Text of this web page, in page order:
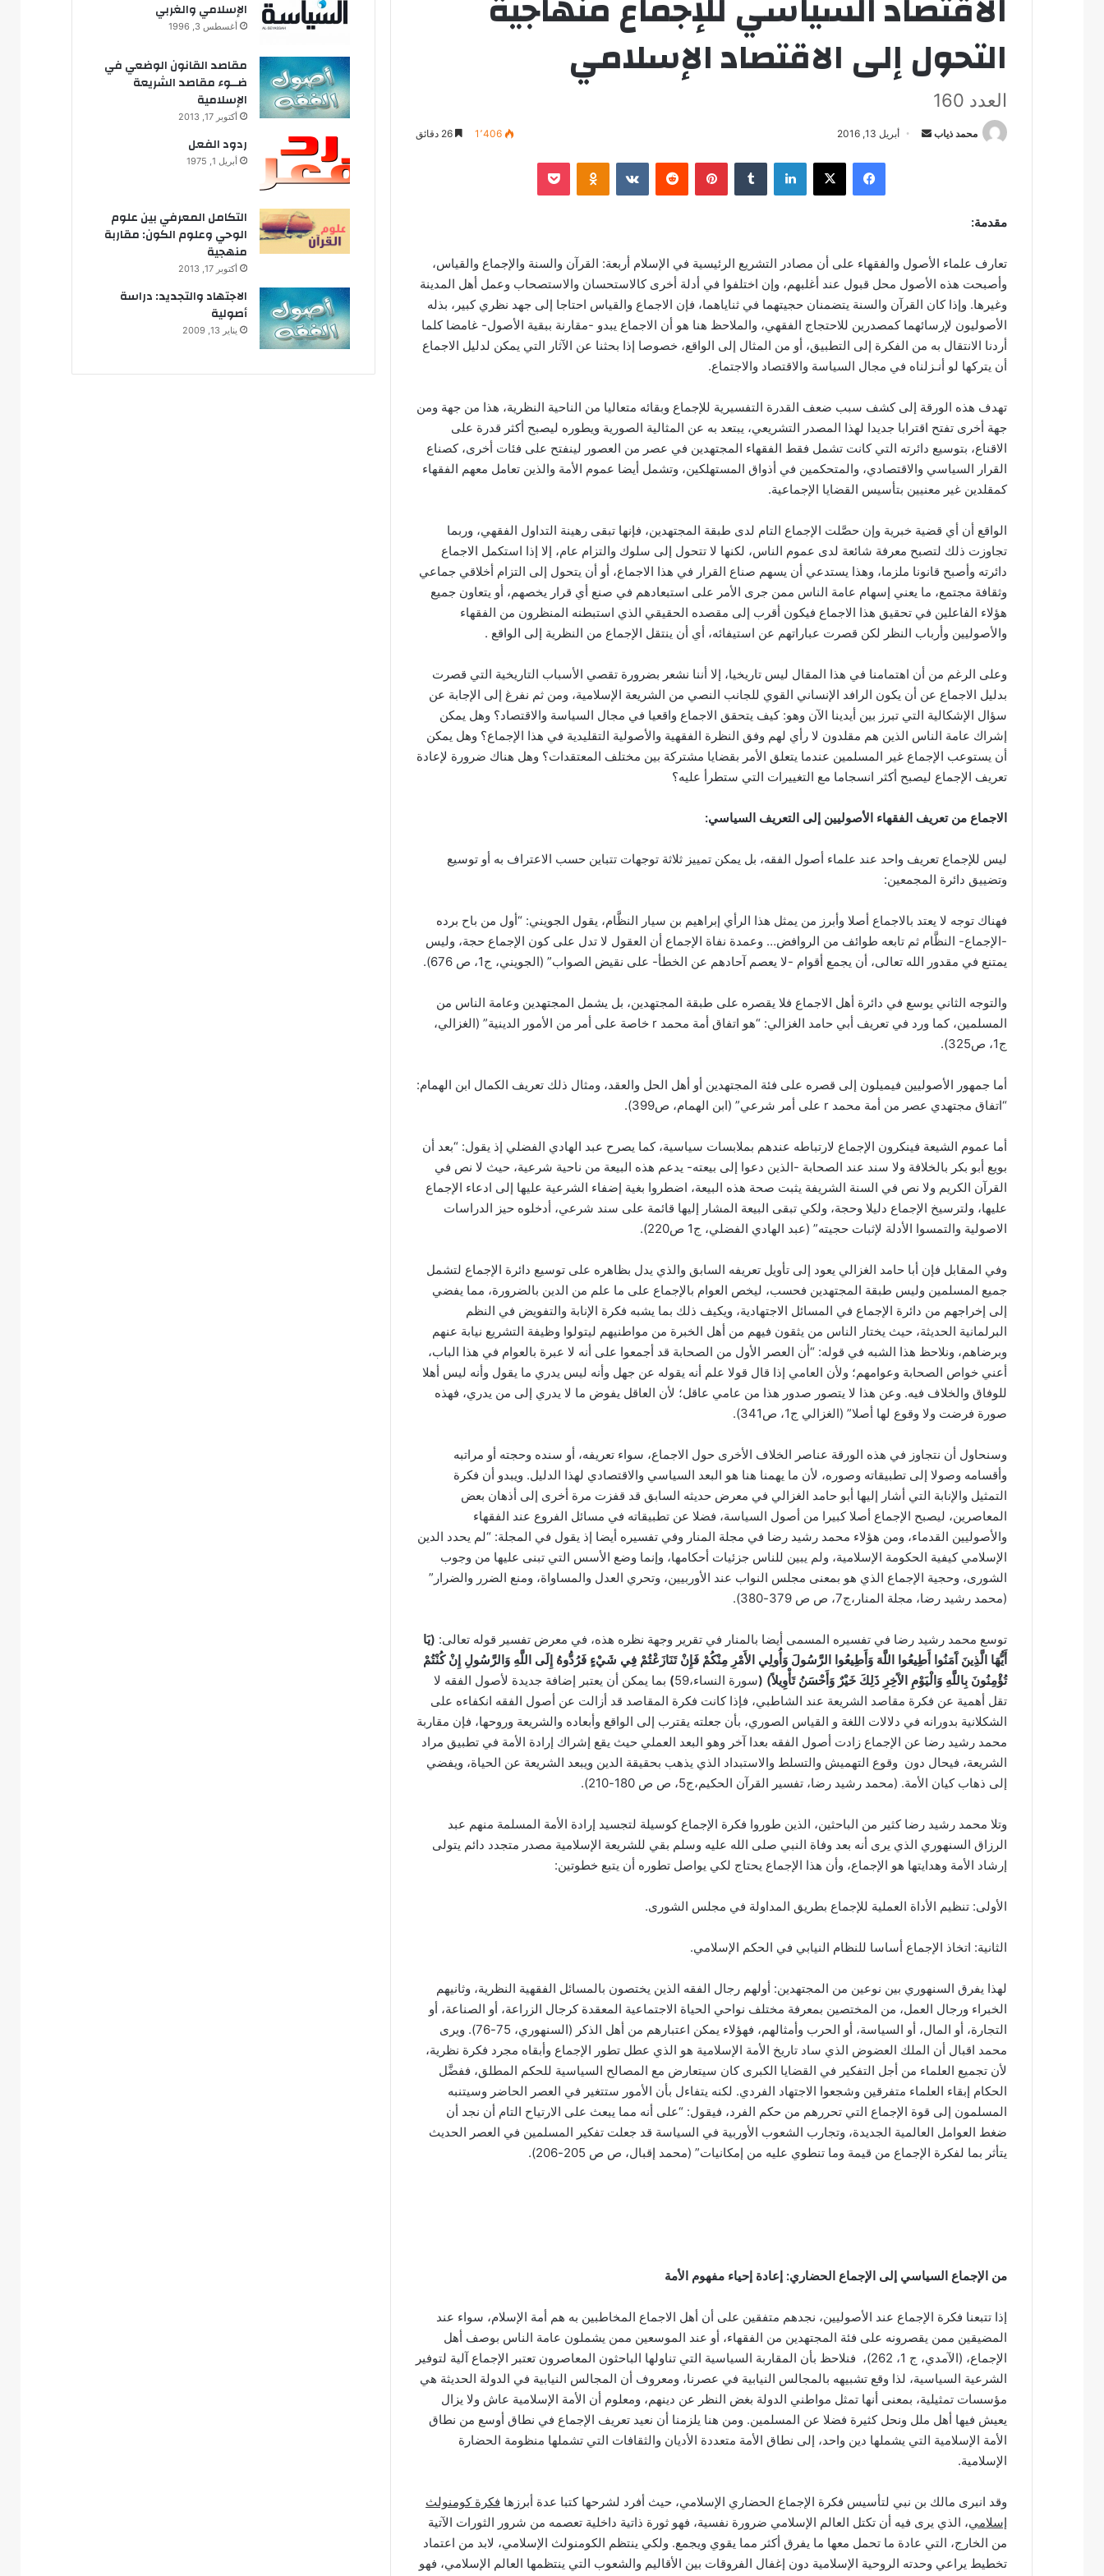
التحول إلى الاقتصاد الإسلامي
العدد 160
محمد ذياب
د
ا
إ
ل
ك
ت
و
ن
ي
ا
أبريل 13, 2016 1٬406
فيسبوك لينكدإن بينتيريست
مقدمة:
تعارف علماء الأصول والفقهاء على أن مصادر التشريع الرئيسية في الإسلام أربعة: القرآن والسنة والإجماع والقياس،
وأصبحت هذه الأصول محل قبول عند أغلبهم، وإن اختلفوا في أدلة أخرى كالاستحسان والاستصحاب وعمل أهل المدينة
وغيرها. وإذا كان القرآن والسنة يتضمنان حجيتهما في ثناياهما، فإن الاجماع والقياس احتاجا إلى جهد نظري كبير، بذله
الأصوليون لإرسائهما كمصدرين للاحتجاج الفقهي، والملاحظ هنا هو أن الاجماع يبدو -مقارنة ببقية الأصول- غامضا كلما
أردنا الانتقال به من الفكرة إلى التطبيق، أو من المثال إلى الواقع، خصوصا إذا بحثنا عن الآثار التي يمكن لدليل الاجماع
أن يتركها لو أنـزلناه في مجال السياسة والاقتصاد والاجتماع.
تهدف هذه الورقة إلى كشف سبب ضعف القدرة التفسيرية للإجماع وبقائه متعاليا من الناحية النظرية، هذا من جهة ومن
جهة أخرى تفتح اقترابا جديدا لهذا المصدر التشريعي، يبتعد به عن المثالية الصورية ويطوره ليصبح أكثر قدرة على
الاقناع، بتوسيع دائرته التي كانت تشمل فقط الفقهاء المجتهدين في عصر من العصور لينفتح على فئات أخرى، كصناع
القرار السياسي والاقتصادي، والمتحكمين في أذواق المستهلكين، وتشمل أيضا عموم الأمة والذين تعامل معهم الفقهاء
كمقلدين غير معنيين بتأسيس القضايا الإجماعية.
الواقع أن أي قضية خبرية وإن حصَّلت الإجماع التام لدى طبقة المجتهدين، فإنها تبقى رهينة التداول الفقهي، وربما
تجاوزت ذلك لتصبح معرفة شائعة لدى عموم الناس، لكنها لا تتحول إلى سلوك والتزام عام، إلا إذا استكمل الاجماع
دائرته وأصبح قانونا ملزما، وهذا يستدعي أن يسهم صناع القرار في هذا الاجماع، أو أن يتحول إلى التزام أخلاقي جماعي
وثقافة مجتمع، ما يعني إسهام عامة الناس ممن جرى الأمر على استبعادهم في صنع أي قرار يخصهم، أو يتعاون جميع
هؤلاء الفاعلين في تحقيق هذا الاجماع فيكون أقرب إلى مقصده الحقيقي الذي استبطنه المنظرون من الفقهاء
والأصوليين وأرباب النظر لكن قصرت عباراتهم عن استيفائه، أي أن ينتقل الإجماع من النظرية إلى الواقع .
وعلى الرغم من أن اهتمامنا في هذا المقال ليس تاريخيا، إلا أننا نشعر بضرورة تقصي الأسباب التاريخية التي قصرت
بدليل الاجماع عن أن يكون الرافد الإنساني القوي للجانب النصي من الشريعة الإسلامية، ومن ثم نفرغ إلى الإجابة عن
سؤال الإشكالية التي تبرز بين أيدينا الآن وهو: كيف يتحقق الاجماع واقعيا في مجال السياسة والاقتصاد؟ وهل يمكن
إشراك عامة الناس الذين هم مقلدون لا رأي لهم وفق النظرة الفقهية والأصولية التقليدية في هذا الإجماع؟ وهل يمكن
أن يستوعب الإجماع غير المسلمين عندما يتعلق الأمر بقضايا مشتركة بين مختلف المعتقدات؟ وهل هناك ضرورة لإعادة
تعريف الإجماع ليصبح أكثر انسجاما مع التغييرات التي ستطرأ عليه؟
الاجماع من تعريف الفقهاء الأصوليين إلى التعريف السياسي:
ليس للإجماع تعريف واحد عند علماء أصول الفقه، بل يمكن تمييز ثلاثة توجهات تتباين حسب الاعتراف به أو توسيع
وتضييق دائرة المجمعين:
فهناك توجه لا يعتد بالاجماع أصلا وأبرز من يمثل هذا الرأي إبراهيم بن سيار النظَّام، يقول الجويني: “أول من باح برده
-الإجماع- النظَّام ثم تابعه طوائف من الروافض… وعمدة نفاة الإجماع أن العقول لا تدل على كون الإجماع حجة، وليس
يمتنع في مقدور الله تعالى، أن يجمع أقوام -لا يعصم آحادهم عن الخطأ- على نقيض الصواب” (الجويني، ج1، ص 676).
والتوجه الثاني يوسع في دائرة أهل الاجماع فلا يقصره على طبقة المجتهدين، بل يشمل المجتهدين وعامة الناس من
المسلمين، كما ورد في تعريف أبي حامد الغزالي: “هو اتفاق أمة محمد r خاصة على أمر من الأمور الدينية” (الغزالي،
ج1، ص325).
أما جمهور الأصوليين فيميلون إلى قصره على فئة المجتهدين أو أهل الحل والعقد، ومثال ذلك تعريف الكمال ابن الهمام:
“اتفاق مجتهدي عصر من أمة محمد r على أمر شرعي” (ابن الهمام، ص399).
أما عموم الشيعة فينكرون الإجماع لارتباطه عندهم بملابسات سياسية، كما يصرح عبد الهادي الفضلي إذ يقول: “بعد أن
بويع أبو بكر بالخلافة ولا سند عند الصحابة -الذين دعوا إلى بيعته- يدعم هذه البيعة من ناحية شرعية، حيث لا نص في
القرآن الكريم ولا نص في السنة الشريفة يثبت صحة هذه البيعة، اضطروا بغية إضفاء الشرعية عليها إلى ادعاء الإجماع
عليها، ولترسيخ الإجماع دليلا وحجة، ولكي تبقى البيعة المشار إليها قائمة على سند شرعي، أدخلوه حيز الدراسات
الاصولية والتمسوا الأدلة لإثبات حجيته” (عبد الهادي الفضلي، ج1 ص220).
وفي المقابل فإن أبا حامد الغزالي يعود إلى تأويل تعريفه السابق والذي يدل بظاهره على توسيع دائرة الإجماع لتشمل
جميع المسلمين وليس طبقة المجتهدين فحسب، ليخص العوام بالإجماع على ما علم من الدين بالضرورة، مما يفضي
إلى إخراجهم من دائرة الإجماع في المسائل الاجتهادية، ويكيف ذلك بما يشبه فكرة الإنابة والتفويض في النظم
البرلمانية الحديثة، حيث يختار الناس من يثقون فيهم من أهل الخبرة من مواطنيهم ليتولوا وظيفة التشريع نيابة عنهم
وبرضاهم، ونلاحظ هذا الشبه في قوله: “أن العصر الأول من الصحابة قد أجمعوا على أنه لا عبرة بالعوام في هذا الباب،
أعني خواص الصحابة وعوامهم؛ ولأن العامي إذا قال قولا علم أنه يقوله عن جهل وأنه ليس يدري ما يقول وأنه ليس أهلا
للوفاق والخلاف فيه. وعن هذا لا يتصور صدور هذا من عامي عاقل؛ لأن العاقل يفوض ما لا يدري إلى من يدري، فهذه
صورة فرضت ولا وقوع لها أصلا” (الغزالي ج1، ص341).
وسنحاول أن نتجاوز في هذه الورقة عناصر الخلاف الأخرى حول الاجماع، سواء تعريفه، أو سنده وحجته أو مراتبه
وأقسامه وصولا إلى تطبيقاته وصوره، لأن ما يهمنا هنا هو البعد السياسي والاقتصادي لهذا الدليل. ويبدو أن فكرة
التمثيل والإنابة التي أشار إليها أبو حامد الغزالي في معرض حديثه السابق قد قفزت مرة أخرى إلى أذهان بعض
المعاصرين، ليصبح الإجماع أصلا كبيرا من أصول السياسة، فضلا عن تطبيقاته في مسائل الفروع عند الفقهاء
والأصوليين القدماء، ومن هؤلاء محمد رشيد رضا في مجلة المنار وفي تفسيره أيضا إذ يقول في المجلة: “لم يحدد الدين
الإسلامي كيفية الحكومة الإسلامية، ولم يبين للناس جزئيات أحكامها، وإنما وضع الأسس التي تبنى عليها من وجوب
الشورى، وحجية الإجماع الذي هو بمعنى مجلس النواب عند الأوربيين، وتحري العدل والمساواة، ومنع الضرر والضرار”
(محمد رشيد رضا، مجلة المنار،ج7، ص ص 379-380).
توسع محمد رشيد رضا في تفسيره المسمى أيضا بالمنار في تقرير وجهة نظره هذه، في معرض تفسير قوله تعالى: (يَا
أَيُّهَا الَّذِينَ آَمَنُوا أَطِيعُوا اللَّهَ وَأَطِيعُوا الرَّسُولَ وَأُولِي الأَمْرِ مِنْكُمْ فَإِنْ تَنَازَعْتُمْ فِي شَيْءٍ فَرُدُّوهُ إِلَى اللَّهِ وَالرَّسُولِ إِنْ كُنْتُمْ
تُؤْمِنُونَ بِاللَّهِ وَالْيَوْمِ الآَخِرِ ذَلِكَ خَيْرٌ وَأَحْسَنُ تَأْوِيلً) (سورة النساء،59 ) بما يمكن أن يعتبر إضافة جديدة لأصول الفقه لا
تقل أهمية عن فكرة مقاصد الشريعة عند الشاطبي، فإذا كانت فكرة المقاصد قد أزالت عن أصول الفقه انكفاءه على
الشكلانية بدورانه في دلالات اللغة و القياس الصوري، بأن جعلته يقترب إلى الواقع وأبعاده والشريعة وروحها، فإن مقاربة
محمد رشيد رضا عن الإجماع زادت أصول الفقه بعدا آخر وهو البعد العملي حيث يقع إشراك إرادة الأمة في تطبيق مراد
الشريعة، فيحال دون وقوع التهميش والتسلط والاستبداد الذي يذهب بحقيقة الدين ويبعد الشريعة عن الحياة، ويفضي
إلى ذهاب كيان الأمة. (محمد رشيد رضا، تفسير القرآن الحكيم،ج5، ص ص 180-210).
وتلا محمد رشيد رضا كثير من الباحثين، الذين طوروا فكرة الإجماع كوسيلة لتجسيد إرادة الأمة المسلمة منهم عبد
الرزاق السنهوري الذي يرى أنه بعد وفاة النبي صلى الله عليه وسلم بقي للشريعة الإسلامية مصدر متجدد دائم يتولى
إرشاد الأمة وهدايتها هو الإجماع، وأن هذا الإجماع يحتاج لكي يواصل تطوره أن يتبع خطوتين:
الأولى: تنظيم الأداة العملية للإجماع بطريق المداولة في مجلس الشورى.
الثانية: اتخاذ الإجماع أساسا للنظام النيابي في الحكم الإسلامي.
لهذا يفرق السنهوري بين نوعين من المجتهدين: أولهم رجال الفقه الذين يختصون بالمسائل الفقهية النظرية، وثانيهم
الخبراء ورجال العمل، من المختصين بمعرفة مختلف نواحي الحياة الاجتماعية المعقدة كرجال الزراعة، أو الصناعة، أو
التجارة، أو المال، أو السياسة، أو الحرب وأمثالهم، فهؤلاء يمكن اعتبارهم من أهل الذكر (السنهوري، 75-76). ويرى
محمد اقبال أن الملك العضوض الذي ساد تاريخ الأمة الإسلامية هو الذي عطل تطور الإجماع وأبقاه مجرد فكرة نظرية،
لأن تجميع العلماء من أجل التفكير في القضايا الكبرى كان سيتعارض مع المصالح السياسية للحكم المطلق، ففضَّل
الحكام إبقاء العلماء متفرقين وشجعوا الاجتهاد الفردي. لكنه يتفاءل بأن الأمور ستتغير في العصر الحاضر وسيتنبه
المسلمون إلى قوة الإجماع التي تحررهم من حكم الفرد، فيقول: “على أنه مما يبعث على الارتياح التام أن نجد أن
ضغط العوامل العالمية الجديدة، وتجارب الشعوب الأوربية في السياسة قد جعلت تفكير المسلمين في العصر الحديث
يتأثر بما لفكرة الإجماع من قيمة وما تنطوي عليه من إمكانيات” (محمد إقبال، ص ص 205-206).
من الإجماع السياسي إلى الإجماع الحضاري: إعادة إحياء مفهوم الأمة
إذا تتبعنا فكرة الإجماع عند الأصوليين، نجدهم متفقين على أن أهل الاجماع المخاطبين به هم أمة الإسلام، سواء عند
المضيقين ممن يقصرونه على فئة المجتهدين من الفقهاء، أو عند الموسعين ممن يشملون عامة الناس بوصف أهل
الإجماع، (الآمدي، ج 1، 262)، فنلاحظ بأن المقاربة السياسية التي تناولها الباحثون المعاصرون تعتبر الإجماع آلية لتوفير
الشرعية السياسية، لذا وقع تشبيهه بالمجالس النيابية في عصرنا، ومعروف أن المجالس النيابية في الدولة الحديثة هي
مؤسسات تمثيلية، بمعنى أنها تمثل مواطني الدولة بغض النظر عن دينهم، ومعلوم أن الأمة الإسلامية عاش ولا يزال
يعيش فيها أهل ملل ونحل كثيرة فضلا عن المسلمين. ومن هنا يلزمنا أن نعيد تعريف الإجماع في نطاق أوسع من نطاق
الأمة الإسلامية التي يشملها دين واحد، إلى نطاق الأمة متعددة الأديان والثقافات التي تشملها منظومة الحضارة
الإسلامية.
وقد انبرى مالك بن نبي لتأسيس فكرة الإجماع الحضاري الإسلامي، حيث أفرد لشرحها كتبا عدة أبرزها فكرة كومنولث
إسلامي، الذي يرى فيه أن تكتل العالم الإسلامي ضرورة نفسية، فهو ثورة ذاتية داخلية تعصمه من شرور الثورات الآتية
من الخارج، التي عادة ما تحمل معها ما يفرق أكثر مما يقوي ويجمع. ولكي ينتظم الكومنولث الإسلامي، لابد من اعتماد
تخطيط يراعي وحدته الروحية الإسلامية دون إغفال الفروقات بين الأقاليم والشعوب التي ينتظمها العالم الإسلامي، فهو
الإسلامي والغربي
أغسطس 3, 1996
مقاصد القانون الوضعي في
ضــوء مقاصد الشريعة
الإسلامية
أكتوبر 17, 2013
ردود الفعل
أبريل 1, 1975
التكامل المعرفي بين علوم
الوحي وعلوم الكون: مقاربة
منهجية
أكتوبر 17, 2013
الاجتهاد والتجديد: دراسة
أصولية
يناير 13, 2009